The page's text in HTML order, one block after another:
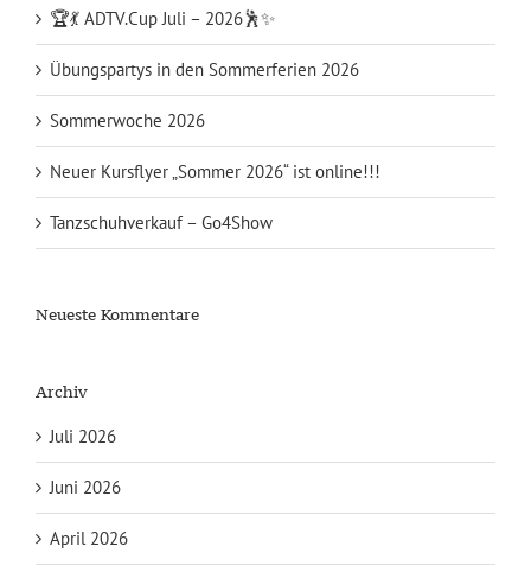
🏆💃 ADTV.Cup Juli – 2026🕺✨
Übungspartys in den Sommerferien 2026
Sommerwoche 2026
Neuer Kursflyer „Sommer 2026“ ist online!!!
Tanzschuhverkauf – Go4Show
Neueste Kommentare
Archiv
Juli 2026
Juni 2026
April 2026